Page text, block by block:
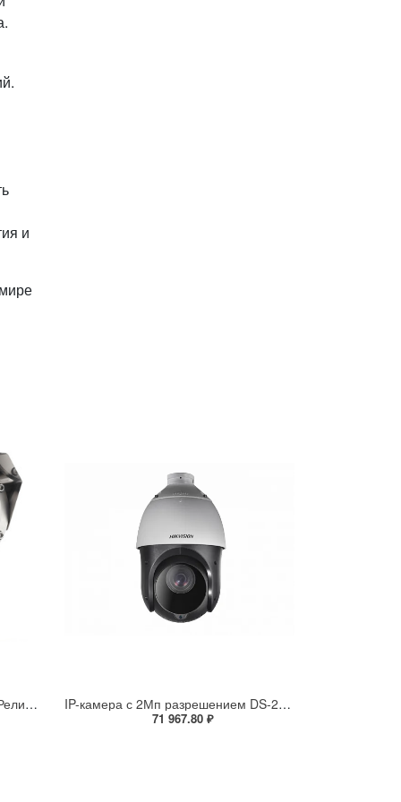
и
Взрывозащищенная IP-камера Релион Релион-Exd-Н-100-ИК-IP5Мп3.6mm-PoE-МК-TR IP-камера с 2Мп разрешением DS-2DE4225IW-DE(S5)
71 967.80 ₽